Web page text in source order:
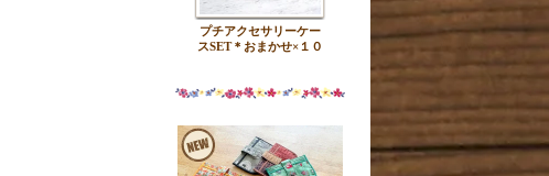
プチアクセサリーケー
スSET＊おまかせ×１０